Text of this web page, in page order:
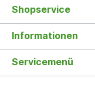
Shopservice
Informationen
Servicemenü